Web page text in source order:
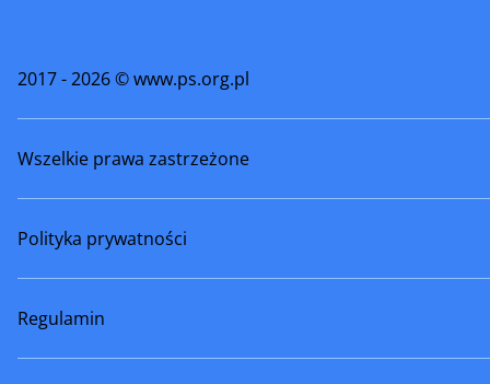
2017 - 2026 © www.ps.org.pl
Wszelkie prawa zastrzeżone
Polityka prywatności
Regulamin